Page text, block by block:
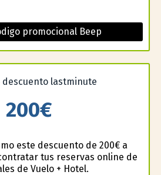
promocional Beep
200€
este descuento de 200€ a
tus reservas online de
de Vuelo + Hotel.